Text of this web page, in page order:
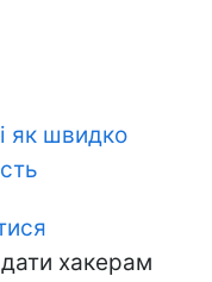
як швидко
дати хакерам